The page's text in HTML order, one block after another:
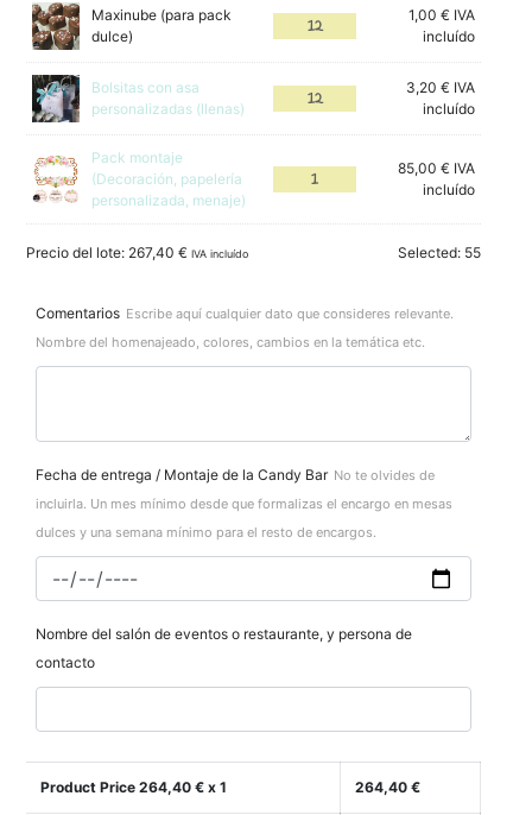
Maxinube (para pack
dulce)
1,00€ IVA
incluído
Bolsitas con asa
personalizadas (llenas)
3,20€ IVA
incluído
Pack montaje
(Decoración, papelería
personalizada, menaje)
85,00€ IVA
incluído
Precio del lote: 267,40€ IVA incluído Selected: 55
Comentarios Escribe aquí cualquier dato que consideres relevante.
Nombre del homenajeado, colores, cambios en la temática etc.
Fecha de entrega / Montaje de la Candy Bar No te olvides de
incluirla. Un mes mínimo desde que formalizas el encargo en mesas
dulces y una semana mínimo para el resto de encargos.
Nombre del salón de eventos o restaurante, y persona de
contacto
Product Price264,40 € x 1 264,40 €